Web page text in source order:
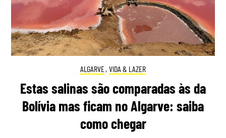
ALGARVE, VIDA & LAZER
Estas salinas são comparadas às da
Bolívia mas ficam no Algarve: saiba
como chegar